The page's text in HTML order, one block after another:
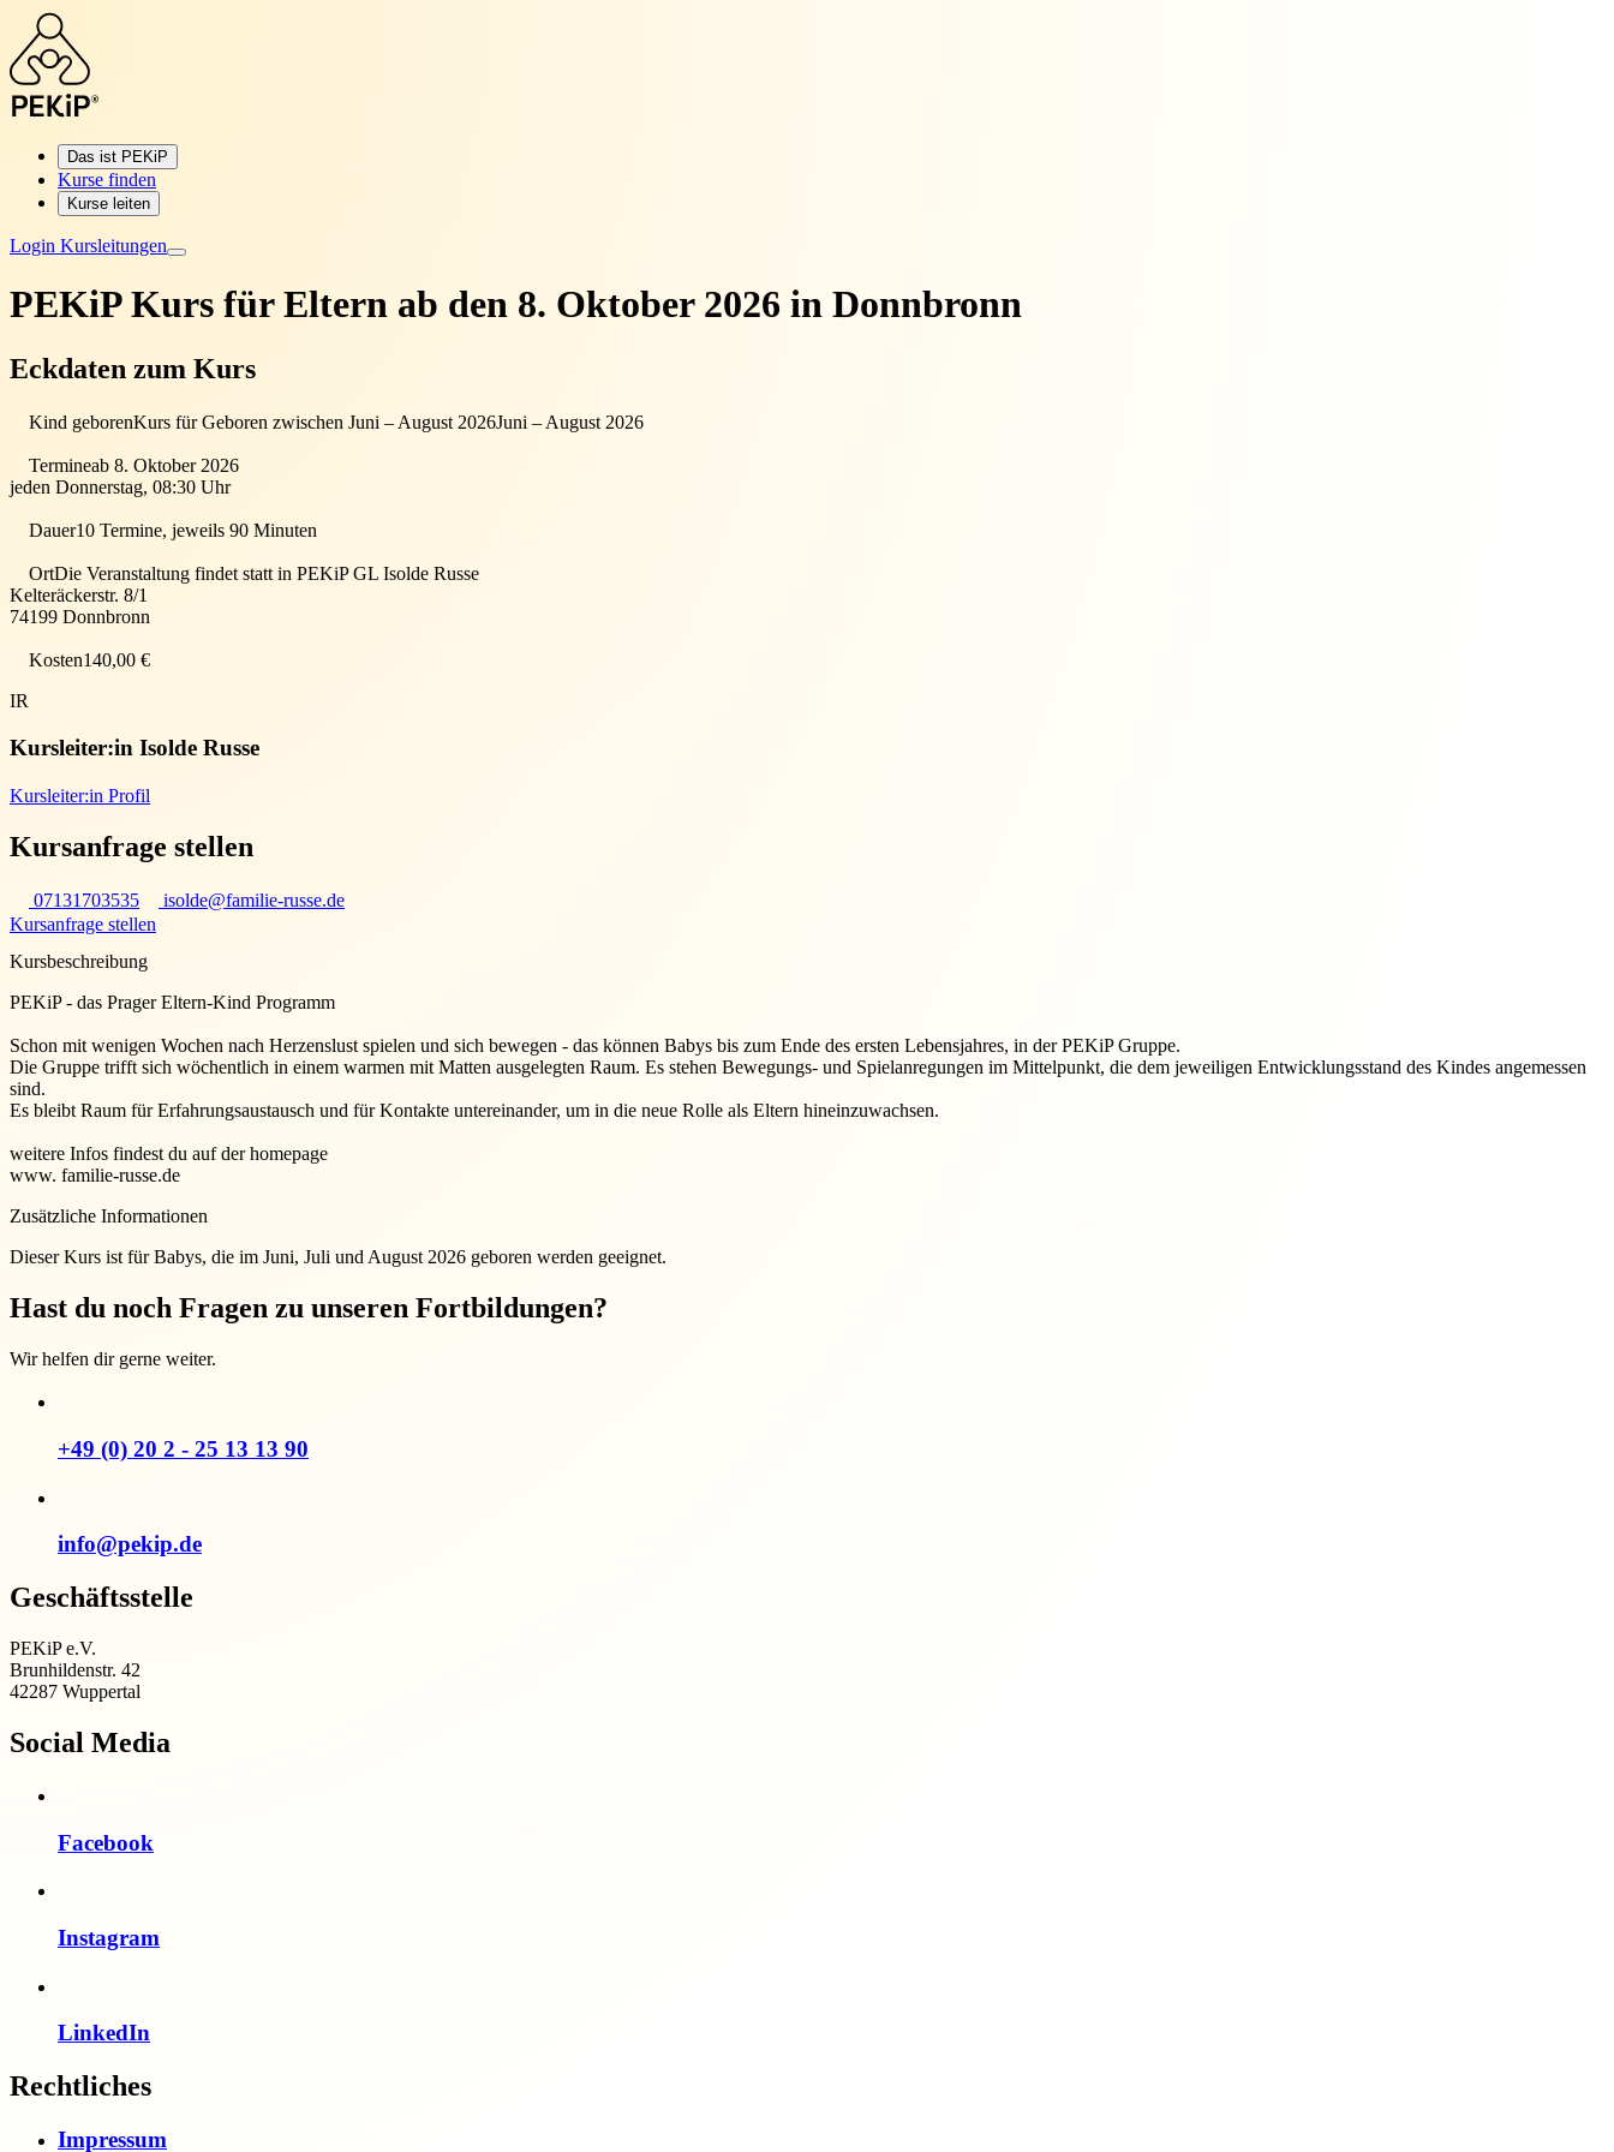
Das ist PEKiP
Kurse finden
Kurse leiten
Login Kursleitungen
PEKiP Kurs für Eltern ab den 8. Oktober 2026 in Donnbronn
Eckdaten zum Kurs
Kind geborenKurs für Geboren zwischen Juni – August 2026Juni – August 2026
Termineab 8. Oktober 2026
jeden Donnerstag, 08:30 Uhr
Dauer10 Termine, jeweils 90 Minuten
OrtDie Veranstaltung findet statt in PEKiP GL Isolde Russe
Kelteräckerstr. 8/1
74199 Donnbronn
Kosten140,00 €
IR
Kursleiter:in Isolde Russe
Kursleiter:in Profil
Kursanfrage stellen
07131703535
isolde@familie-russe.de
Kursanfrage stellen
Kursbeschreibung
PEKiP - das Prager Eltern-Kind Programm
Schon mit wenigen Wochen nach Herzenslust spielen und sich bewegen - das können Babys bis zum Ende des ersten Lebensjahres, in der PEKiP Gruppe.
Die Gruppe trifft sich wöchentlich in einem warmen mit Matten ausgelegten Raum. Es stehen Bewegungs- und Spielanregungen im Mittelpunkt, die dem jeweiligen Entwicklungsstand des Kindes angemessen
sind.
Es bleibt Raum für Erfahrungsaustausch und für Kontakte untereinander, um in die neue Rolle als Eltern hineinzuwachsen.
weitere Infos findest du auf der homepage
www. familie-russe.de
Zusätzliche Informationen
Dieser Kurs ist für Babys, die im Juni, Juli und August 2026 geboren werden geeignet.
Hast du noch Fragen zu unseren Fortbildungen?
Wir helfen dir gerne weiter.
+49 (0) 20 2 - 25 13 13 90
info@pekip.de
Geschäftsstelle
PEKiP e.V.
Brunhildenstr. 42
42287 Wuppertal
Social Media
Facebook
Instagram
LinkedIn
Rechtliches
Impressum